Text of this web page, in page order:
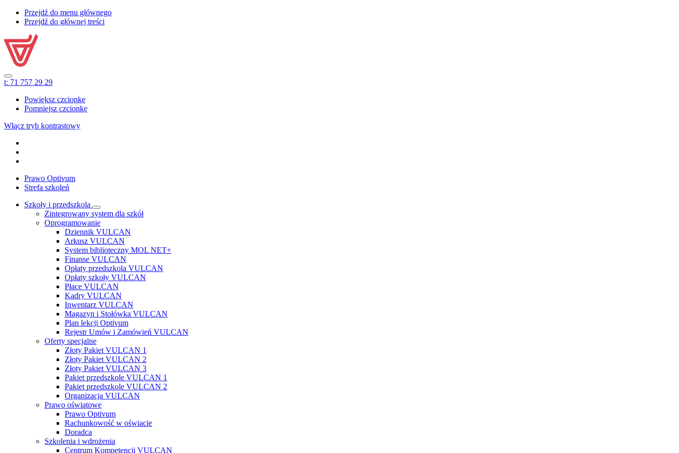
Przejdź do menu głównego
Przejdź do głównej treści
t: 71 757 29 29
Powiększ czcionkę
Pomniejsz czcionkę
Włącz tryb kontrastowy
Prawo Optivum
Strefa szkoleń
Szkoły i przedszkola
Zintegrowany system dla szkół
Oprogramowanie
Dziennik VULCAN
Arkusz VULCAN
System biblioteczny MOL NET+
Finanse VULCAN
Opłaty przedszkola VULCAN
Opłaty szkoły VULCAN
Płace VULCAN
Kadry VULCAN
Inwentarz VULCAN
Magazyn i Stołówka VULCAN
Plan lekcji Optivum
Rejestr Umów i Zamówień VULCAN
Oferty specjalne
Złoty Pakiet VULCAN 1
Złoty Pakiet VULCAN 2
Złoty Pakiet VULCAN 3
Pakiet przedszkole VULCAN 1
Pakiet przedszkole VULCAN 2
Organizacja VULCAN
Prawo oświatowe
Prawo Optivum
Rachunkowość w oświacie
Doradca
Szkolenia i wdrożenia
Centrum Kompetencji VULCAN